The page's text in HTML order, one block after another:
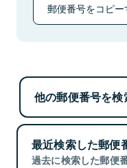
郵便番号をコピー
他の郵便番号を検
最近検索した郵便
過去に検索した郵便